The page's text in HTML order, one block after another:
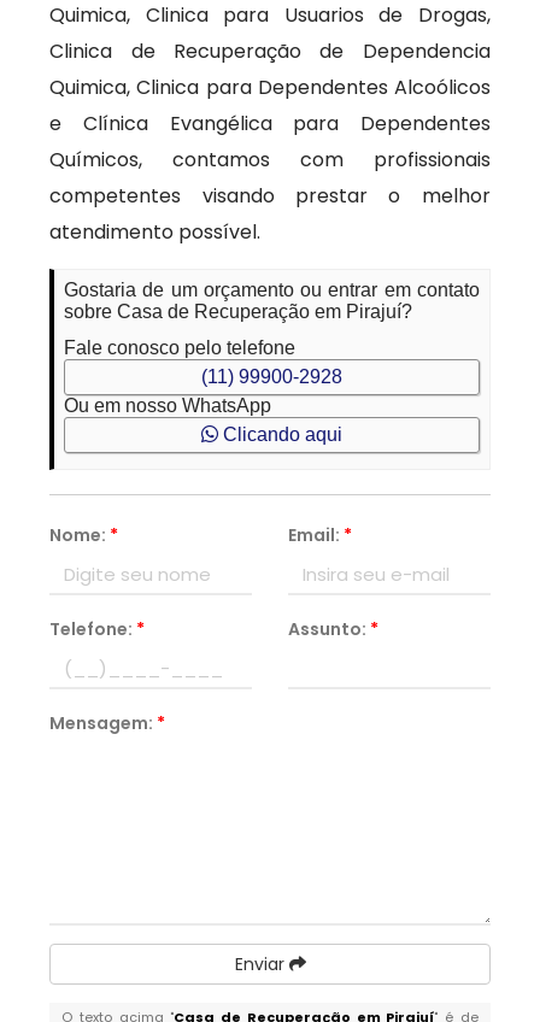
Quimica, Clinica para Usuarios de Drogas,
Clinica de Recuperação de Dependencia
Quimica, Clinica para Dependentes Alcoólicos
e Clínica Evangélica para Dependentes
Químicos, contamos com profissionais
competentes visando prestar o melhor
atendimento possível.
Gostaria de um orçamento ou entrar em contato
sobre Casa de Recuperação em Pirajuí?
Fale conosco pelo telefone
(11) 99900-2928
Ou em nosso WhatsApp
Clicando aqui
Nome: * Email: *
Telefone: * Assunto: *
Mensagem: *
Enviar
O texto acima "Casa de Recuperação em Pirajuí" é de